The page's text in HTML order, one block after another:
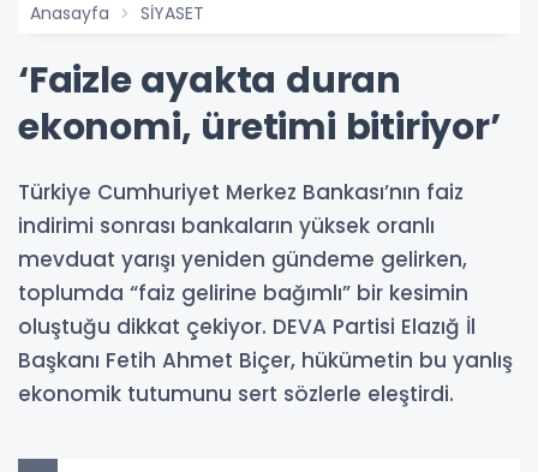
Anasayfa SİYASET
‘Faizle ayakta duran
ekonomi, üretimi bitiriyor’
Türkiye Cumhuriyet Merkez Bankası’nın faiz
indirimi sonrası bankaların yüksek oranlı
mevduat yarışı yeniden gündeme gelirken,
toplumda “faiz gelirine bağımlı” bir kesimin
oluştuğu dikkat çekiyor. DEVA Partisi Elazığ İl
Başkanı Fetih Ahmet Biçer, hükümetin bu yanlış
ekonomik tutumunu sert sözlerle eleştirdi.